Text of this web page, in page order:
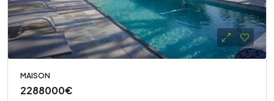
MAISON
2288000€